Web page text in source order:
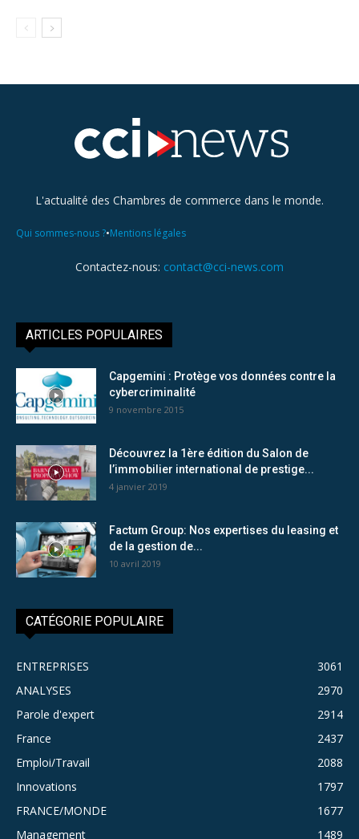
L'actualité des Chambres de commerce dans le monde.
Qui sommes-nous ?•Mentions légales
Contactez-nous: contact@cci-news.com
ARTICLES POPULAIRES
Capgemini : Protège vos données contre la
cybercriminalité
9 novembre 2015
Découvrez la 1ère édition du Salon de
l’immobilier international de prestige...
4 janvier 2019
Factum Group: Nos expertises du leasing et
de la gestion de...
10 avril 2019
CATÉGORIE POPULAIRE
ENTREPRISES
3061
ANALYSES
2970
Parole d'expert
2914
France
2437
Emploi/Travail
2088
Innovations
1797
FRANCE/MONDE
1677
Management
1489